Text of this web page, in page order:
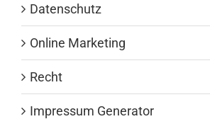
Datenschutz
Online Marketing
Recht
Impressum Generator